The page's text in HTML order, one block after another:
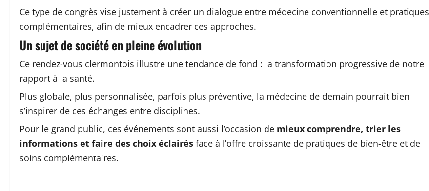
Ce type de congrès vise justement à créer un dialogue entre médecine conventionnelle et pratiques
complémentaires, afin de mieux encadrer ces approches.
Un sujet de société en pleine évolution
Ce rendez-vous clermontois illustre une tendance de fond : la transformation progressive de notre
rapport à la santé.
Plus globale, plus personnalisée, parfois plus préventive, la médecine de demain pourrait bien
s’inspirer de ces échanges entre disciplines.
Pour le grand public, ces événements sont aussi l’occasion de mieux comprendre, trier les
informations et faire des choix éclairés face à l’offre croissante de pratiques de bien-être et de
soins complémentaires.